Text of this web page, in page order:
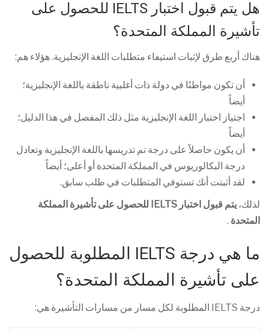
هل يتم قبول اختبار IELTS للحصول على
تأشيرة المملكة المتحدة؟
هناك أربع طرق لإثبات استيفاء متطلبات اللغة الإنجليزية. هؤلاء هم:
أن تكون مواطنًا في دولة ذات أغلبية ناطقة باللغة الإنجليزية؛
أيضاً
اجتياز اختبار اللغة الإنجليزية مثل ذلك المفصل في هذا الدليل؛
أيضاً
أن يكون حاصلاً على درجة تم تدريسها باللغة الإنجليزية وتعادل
درجة البكالوريوس في المملكة المتحدة أو أعلى؛ أيضاً
لقد أثبتت أنك تستوفي المتطلبات في طلب سابق.
لذلك،
يتم قبول اختبار IELTS للحصول على تأشيرة المملكة
المتحدة.
ما هي درجة IELTS المطلوبة للحصول
على تأشيرة المملكة المتحدة؟
درجة IELTS المطلوبة لكل مسار من مسارات التأشيرة هي: